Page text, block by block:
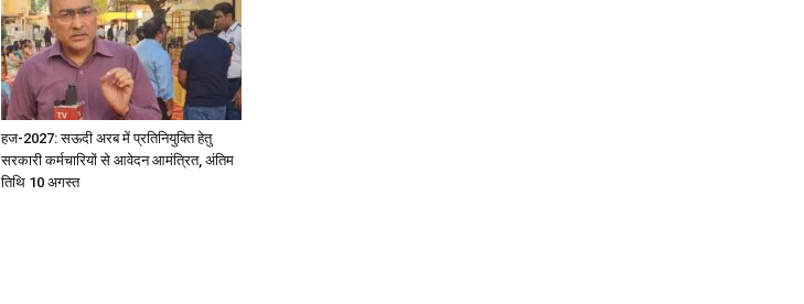
हज-2027: सऊदी अरब में प्रतिनियुक्ति हेतु
सरकारी कर्मचारियों से आवेदन आमंत्रित, अंतिम
तिथि 10 अगस्त